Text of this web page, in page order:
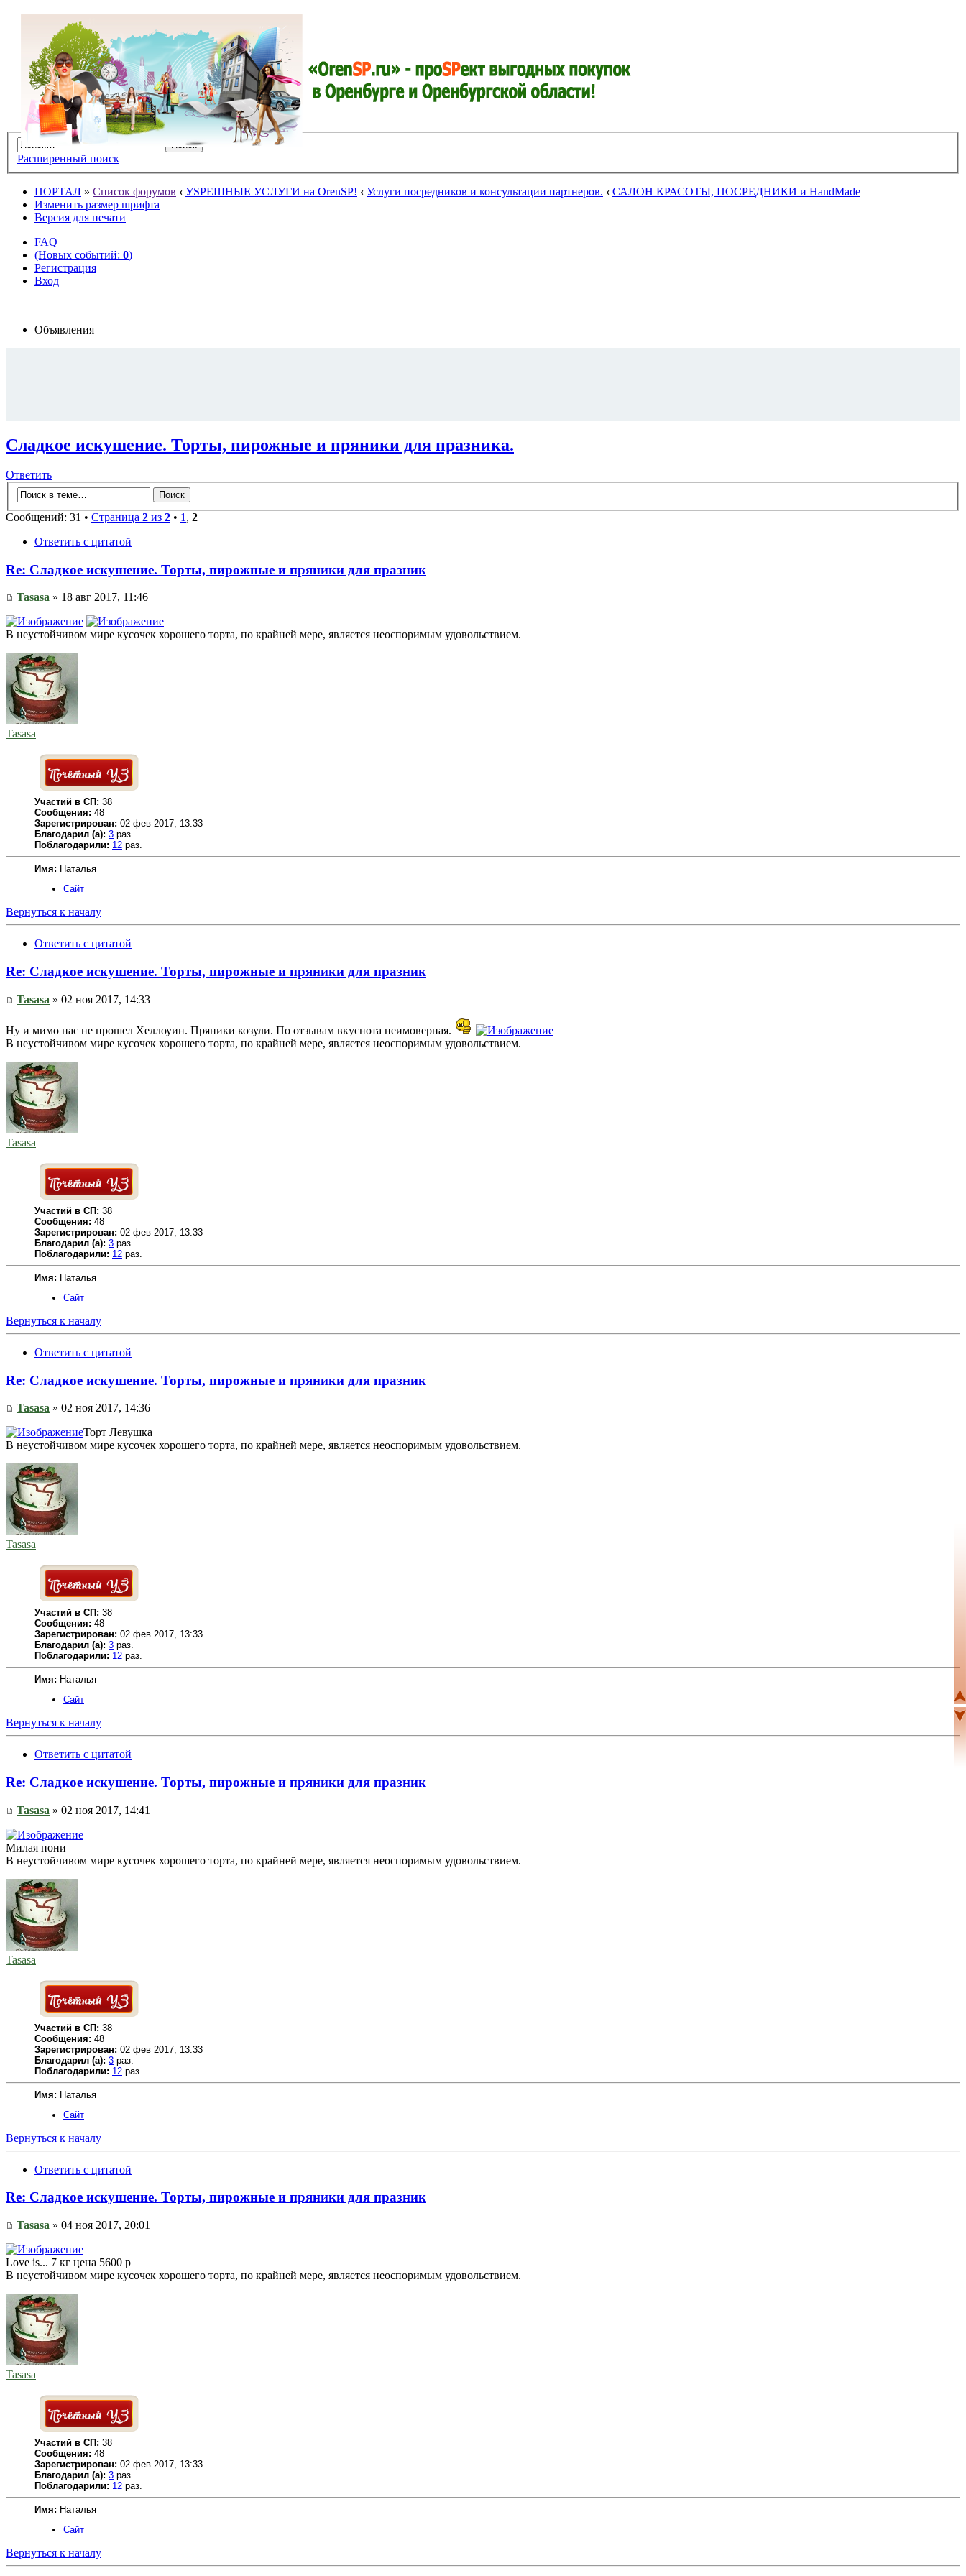
Расширенный поиск
ПОРТАЛ » Список форумов ‹ УSPЕШНЫЕ УСЛУГИ на OrenSP! ‹ Услуги посредников и консультации партнеров. ‹ САЛОН КРАСОТЫ, ПОСРЕДНИКИ и HandMade
Изменить размер шрифта
Версия для печати
FAQ
(Новых событий: 0)
Регистрация
Вход
Объявления
Сладкое искушение. Торты, пирожные и пряники для празника.
Ответить
Сообщений: 31 • Страница 2 из 2 • 1 , 2
Ответить с цитатой
Re: Сладкое искушение. Торты, пирожные и пряники для празник
Tasasa » 18 авг 2017, 11:46
В неустойчивом мире кусочек хорошего торта, по крайней мере, является неоспоримым удовольствием.
Tasasa
Участий в СП: 38
Сообщения: 48
Зарегистрирован: 02 фев 2017, 13:33
Благодарил (а): 3 раз.
Поблагодарили: 12 раз.
Имя: Наталья
Сайт
Вернуться к началу
Ответить с цитатой
Re: Сладкое искушение. Торты, пирожные и пряники для празник
Tasasa » 02 ноя 2017, 14:33
Ну и мимо нас не прошел Хеллоуин. Пряники козули. По отзывам вкуснота неимоверная.
В неустойчивом мире кусочек хорошего торта, по крайней мере, является неоспоримым удовольствием.
Tasasa
Участий в СП: 38
Сообщения: 48
Зарегистрирован: 02 фев 2017, 13:33
Благодарил (а): 3 раз.
Поблагодарили: 12 раз.
Имя: Наталья
Сайт
Вернуться к началу
Ответить с цитатой
Re: Сладкое искушение. Торты, пирожные и пряники для празник
Tasasa » 02 ноя 2017, 14:36
Торт Левушка
В неустойчивом мире кусочек хорошего торта, по крайней мере, является неоспоримым удовольствием.
Tasasa
Участий в СП: 38
Сообщения: 48
Зарегистрирован: 02 фев 2017, 13:33
Благодарил (а): 3 раз.
Поблагодарили: 12 раз.
Имя: Наталья
Сайт
Вернуться к началу
Ответить с цитатой
Re: Сладкое искушение. Торты, пирожные и пряники для празник
Tasasa » 02 ноя 2017, 14:41
Милая пони
В неустойчивом мире кусочек хорошего торта, по крайней мере, является неоспоримым удовольствием.
Tasasa
Участий в СП: 38
Сообщения: 48
Зарегистрирован: 02 фев 2017, 13:33
Благодарил (а): 3 раз.
Поблагодарили: 12 раз.
Имя: Наталья
Сайт
Вернуться к началу
Ответить с цитатой
Re: Сладкое искушение. Торты, пирожные и пряники для празник
Tasasa » 04 ноя 2017, 20:01
Love is... 7 кг цена 5600 р
В неустойчивом мире кусочек хорошего торта, по крайней мере, является неоспоримым удовольствием.
Tasasa
Участий в СП: 38
Сообщения: 48
Зарегистрирован: 02 фев 2017, 13:33
Благодарил (а): 3 раз.
Поблагодарили: 12 раз.
Имя: Наталья
Сайт
Вернуться к началу